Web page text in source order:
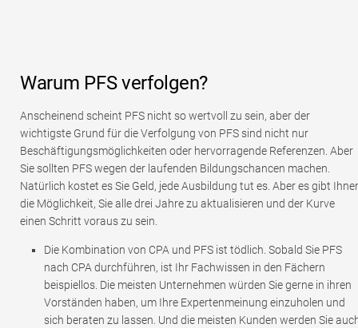
Warum PFS verfolgen?
Anscheinend scheint PFS nicht so wertvoll zu sein, aber der
wichtigste Grund für die Verfolgung von PFS sind nicht nur
Beschäftigungsmöglichkeiten oder hervorragende Referenzen. Aber
Sie sollten PFS wegen der laufenden Bildungschancen machen.
Natürlich kostet es Sie Geld, jede Ausbildung tut es. Aber es gibt
die Möglichkeit, Sie alle drei Jahre zu aktualisieren und der Kurve
einen Schritt voraus zu sein.
Die Kombination von CPA und PFS ist tödlich. Sobald Sie PFS
nach CPA durchführen, ist Ihr Fachwissen in den Fächern
beispiellos. Die meisten Unternehmen würden Sie gerne in ihren
Vorständen haben, um Ihre Expertenmeinung einzuholen und
sich beraten zu lassen. Und die meisten Kunden werden Sie